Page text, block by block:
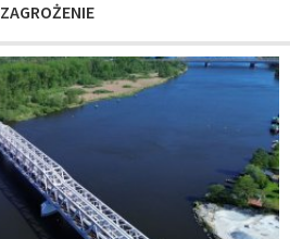
ZAGROŻENIE